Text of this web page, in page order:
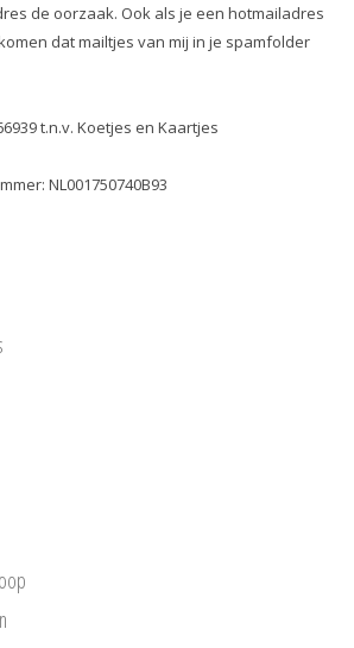
de oorzaak. Ook als je een hotmailadres
dat mailtjes van mij in je spamfolder
t.n.v. Koetjes en Kaartjes
NL001750740B93